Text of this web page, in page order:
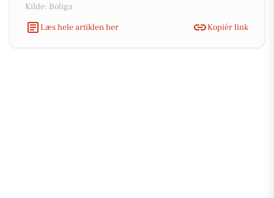
Kilde: Boliga
Læs hele artiklen her
Kopiér link